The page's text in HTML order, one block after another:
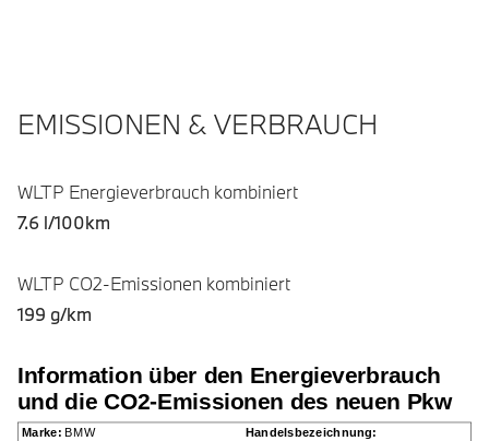
EMISSIONEN & VERBRAUCH
WLTP Energieverbrauch kombiniert
7.6 l/100km
WLTP CO2-Emissionen kombiniert
199 g/km